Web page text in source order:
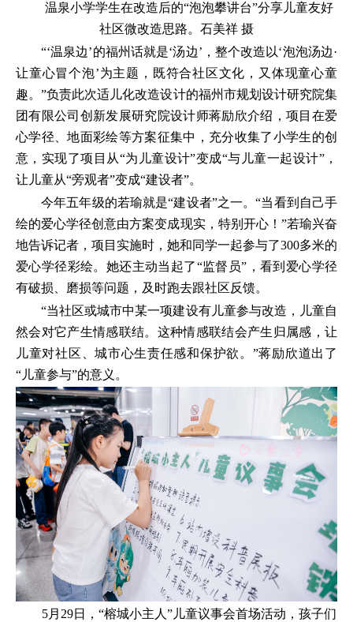
温泉小学学生在改造后的“泡泡攀讲台”分享儿童友好
社区微改造思路。石美祥 摄
“‘温泉边’的福州话就是‘汤边’，整个改造以‘泡泡汤边·
让童心冒个泡’为主题，既符合社区文化，又体现童心童
趣。”负责此次适儿化改造设计的福州市规划设计研究院集
团有限公司创新发展研究院设计师蒋励欣介绍，项目在爱
心学径、地面彩绘等方案征集中，充分收集了小学生的创
意，实现了项目从“为儿童设计”变成“与儿童一起设计”，
让儿童从“旁观者”变成“建设者”。
今年五年级的若瑜就是“建设者”之一。“当看到自己手
绘的爱心学径创意由方案变成现实，特别开心！”若瑜兴奋
地告诉记者，项目实施时，她和同学一起参与了300多米的
爱心学径彩绘。她还主动当起了“监督员”，看到爱心学径
有破损、磨损等问题，及时跑去跟社区反馈。
“当社区或城市中某一项建设有儿童参与改造，儿童自
然会对它产生情感联结。这种情感联结会产生归属感，让
儿童对社区、城市心生责任感和保护欲。”蒋励欣道出了
“儿童参与”的意义。
5月29日，“榕城小主人”儿童议事会首场活动，孩子们